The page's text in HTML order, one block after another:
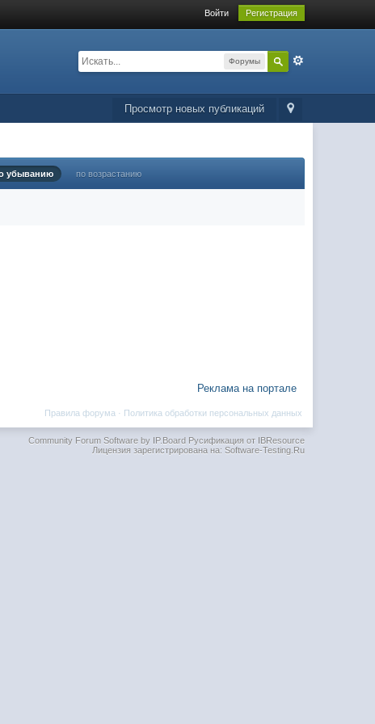
Войти Регистрация
Форумы
Просмотр новых публикаций
убыванию по возрастанию
Реклама на портале
Политика обработки персональных данных
Правила форума ·
Community Forum Software by IP.BoardРусификация от IBResource
Лицензия зарегистрирована на: Software-Testing.Ru